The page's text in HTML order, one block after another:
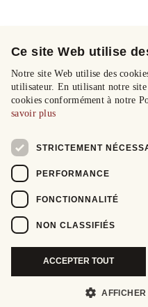
Ce site Web utilise
Notre site Web utilise des
utilisateur. En utilisant notre site
cookies conformément à notre
savoir plus
STRICTEMENT
PERFORMANCE
FONCTIONNALITÉ
NON CLASSIFIÉS
ACCEPTER TOUT